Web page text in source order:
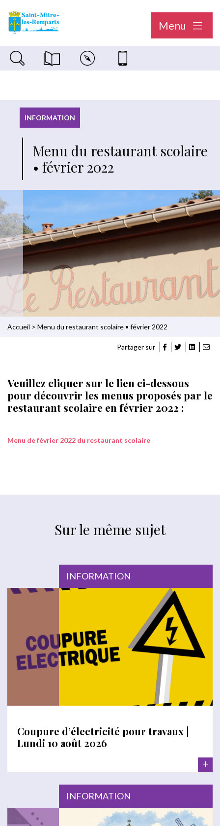
Menu
Recherche sur le siteMagazine municipal "Le Saint-Mitréen"
Carte interactiveNous contacter
INFORMATION
Menu du restaurant scolaire
• février 2022
Accueil > Menu du restaurant scolaire • février 2022
Partager sur
Veuillez cliquer sur le lien ci-dessous
pour découvrir les menus proposés par le
restaurant scolaire en février 2022 :
Menu de février 2022 du restaurant scolaire
Sur le même sujet
INFORMATION
Coupure d’électricité pour travaux |
Lundi 10 août 2026
+
INFORMATION